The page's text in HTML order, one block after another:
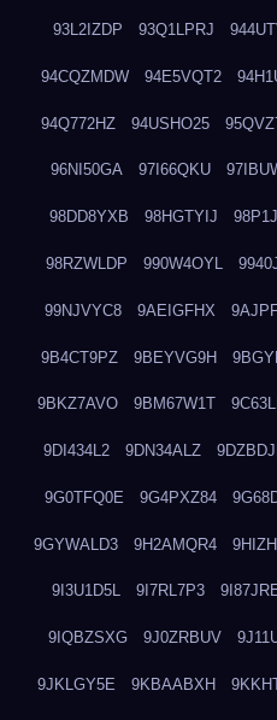
93L2IZDP 93Q1LPRJ
94CQZMDW 94E5VQT2
94Q772HZ 94USHO25
96NI50GA 97I66QKU
98DD8YXB 98HGTYIJ
98RZWLDP 990W4OYL
99NJVYC8 9AEIGFHX
9B4CT9PZ 9BEYVG9H
9BKZ7AVO 9BM67W1T
9DI434L2 9DN34ALZ
9G0TFQ0E 9G4PXZ84
9GYWALD3 9H2AMQR4
9I3U1D5L 9I7RL7P3
9IQBZSXG 9J0ZRBUV
9JKLGY5E 9KBAABXH